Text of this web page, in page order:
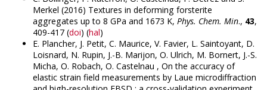
Merkel (2016) Textures in deforming forsterite
aggregates up to 8 GPa and 1673 K, Phys. Chem. Min., 43,
409-417 (doi) (hal)
E. Plancher, J. Petit, C. Maurice, V. Favier, L. Saintoyant, D.
Loisnard, N. Rupin, J.-B. Marijon, O. Ulrich, M. Bornert, J.-S.
Micha, O. Robach, O. Castelnau , On the accuracy of
elastic strain field measurements by Laue microdiffraction